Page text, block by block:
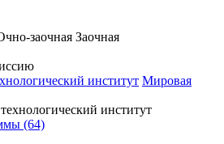
заочная Заочная
институт Мировая
(64)